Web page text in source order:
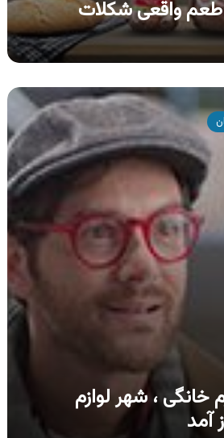
طعم واقعی شکلات
خانگی ، شهر لوازم
آمد